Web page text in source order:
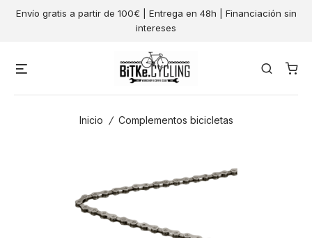
SkipEnvío gratis a partir de 100€ | Entrega en 48h | Financiación sin
intereses
Search
Inicio / Complementos bicicletas